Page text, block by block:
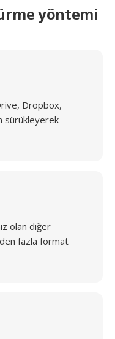
yöntemi
Dropbox,
sürükleyerek
olan diğer
fazla format